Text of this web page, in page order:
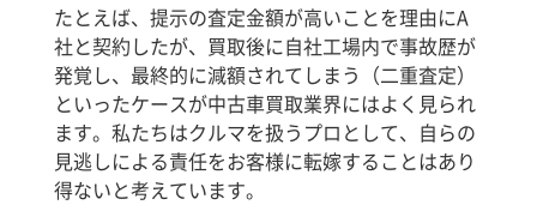
たとえば、提示の査定金額が高いことを理由にA
社と契約したが、買取後に自社工場内で事故歴が
発覚し、最終的に減額されてしまう（二重査定）
といったケースが中古車買取業界にはよく見られ
ます。私たちはクルマを扱うプロとして、自らの
見逃しによる責任をお客様に転嫁することはあり
得ないと考えています。